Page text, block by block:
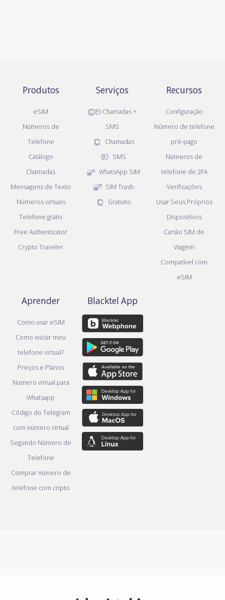
Produtos
eSIM
Números de
Telefone
Catálogo
Chamadas
Mensagens de Texto
Números virtuais
Telefone grátis
Free Authenticator
Crypto Traveler
Serviços
Chamadas +
SMS
Chamadas
SMS
WhatsApp SIM
SIM Trash
Gratuito
Recursos
Configuração
Número de telefone
pré-pago
Números de
telefone de 2FA
Verificações
Usar Seus Próprios
Dispositivos
Cartão SIM de
Viagem
Compatível com
eSIM
Aprender
Como usar eSIM
Como iniciar meu
telefone virtual?
Preços e Planos
Número virtual para
Whatsapp
Código do Telegram
com número virtual
Segundo Número de
Telefone
Comprar número de
telefone com cripto
Blacktel App